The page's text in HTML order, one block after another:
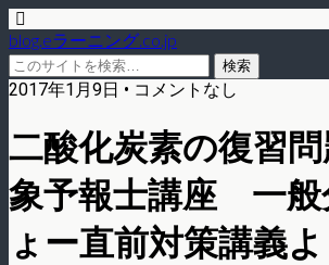
blog.eラーニング.co.jp
2017年1月9日 • コメントなし
二酸化炭素の復習
象予報士講座 一般
ょー直前対策講義よ